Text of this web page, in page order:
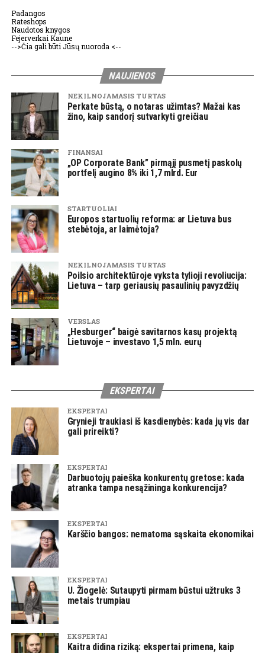
Padangos
Rateshops
Naudotos knygos
Fejerverkai Kaune
-->Čia gali būti Jūsų nuoroda <--
NAUJIENOS
NEKILNOJAMASIS TURTAS
Perkate būstą, o notaras užimtas? Mažai kas
žino, kaip sandorį sutvarkyti greičiau
FINANSAI
„OP Corporate Bank” pirmąjį pusmetį paskolų
portfelį augino 8% iki 1,7 mlrd. Eur
STARTUOLIAI
Europos startuolių reforma: ar Lietuva bus
stebėtoja, ar laimėtoja?
NEKILNOJAMASIS TURTAS
Poilsio architektūroje vyksta tylioji revoliucija:
Lietuva – tarp geriausių pasaulinių pavyzdžių
VERSLAS
„Hesburger“ baigė savitarnos kasų projektą
Lietuvoje – investavo 1,5 mln. eurų
EKSPERTAI
EKSPERTAI
Grynieji traukiasi iš kasdienybės: kada jų vis dar
gali prireikti?
EKSPERTAI
Darbuotojų paieška konkurentų gretose: kada
atranka tampa nesąžininga konkurencija?
EKSPERTAI
Karščio bangos: nematoma sąskaita ekonomikai
EKSPERTAI
U. Žiogelė: Sutaupyti pirmam būstui užtruks 3
metais trumpiau
EKSPERTAI
Kaitra didina riziką: ekspertai primena, kaip